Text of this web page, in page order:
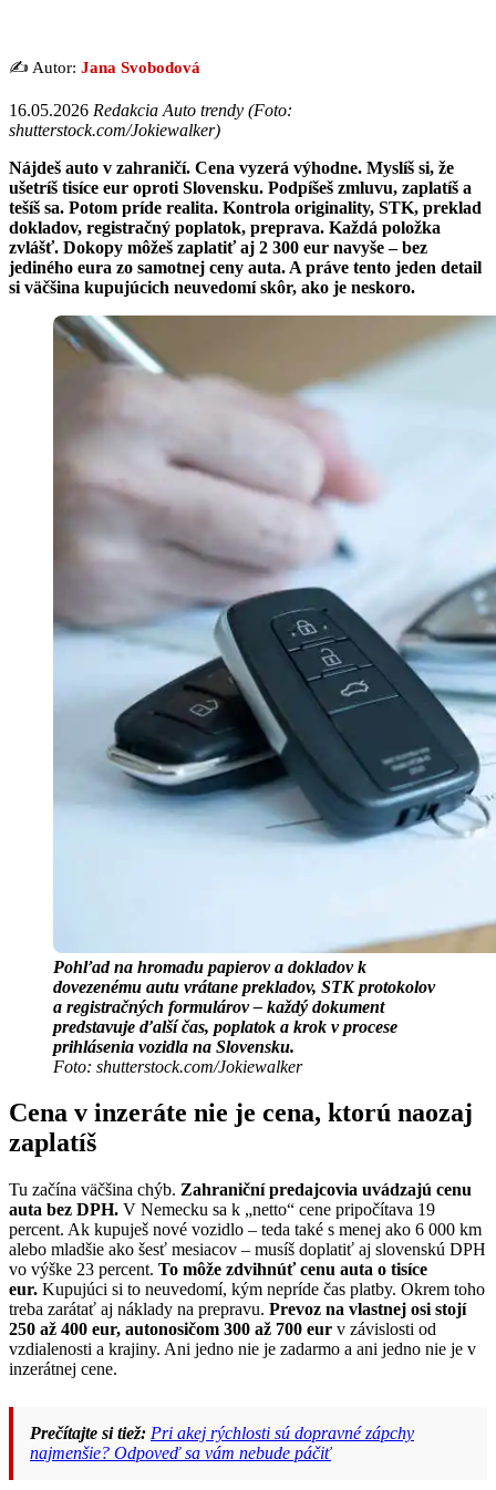
✍️ Autor: Jana Svobodová
16.05.2026 Redakcia Auto trendy (Foto:
shutterstock.com/Jokiewalker)
Nájdeš auto v zahraničí. Cena vyzerá výhodne. Myslíš si, že
ušetríš tisíce eur oproti Slovensku. Podpíšeš zmluvu, zaplatíš a
tešíš sa. Potom príde realita. Kontrola originality, STK, preklad
dokladov, registračný poplatok, preprava. Každá položka
zvlášť. Dokopy môžeš zaplatiť aj 2 300 eur navyše – bez
jediného eura zo samotnej ceny auta. A práve tento jeden detail
si väčšina kupujúcich neuvedomí skôr, ako je neskoro.
Pohľad na hromadu papierov a dokladov k
dovezenému autu vrátane prekladov, STK protokolov
a registračných formulárov – každý dokument
predstavuje ďalší čas, poplatok a krok v procese
prihlásenia vozidla na Slovensku.
Foto: shutterstock.com/Jokiewalker
Cena v inzeráte nie je cena, ktorú naozaj
zaplatíš
Tu začína väčšina chýb. Zahraniční predajcovia uvádzajú cenu
auta bez DPH. V Nemecku sa k „netto“ cene pripočítava 19
percent. Ak kupuješ nové vozidlo – teda také s menej ako 6 000 km
alebo mladšie ako šesť mesiacov – musíš doplatiť aj slovenskú DPH
vo výške 23 percent. To môže zdvihnúť cenu auta o tisíce
eur. Kupujúci si to neuvedomí, kým nepríde čas platby. Okrem toho
treba zarátať aj náklady na prepravu. Prevoz na vlastnej osi stojí
250 až 400 eur, autonosičom 300 až 700 eur v závislosti od
vzdialenosti a krajiny. Ani jedno nie je zadarmo a ani jedno nie je v
inzerátnej cene.
Prečítajte si tiež: Pri akej rýchlosti sú dopravné zápchy
najmenšie? Odpoveď sa vám nebude páčiť